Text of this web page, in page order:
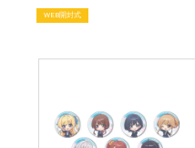
WEB開封式